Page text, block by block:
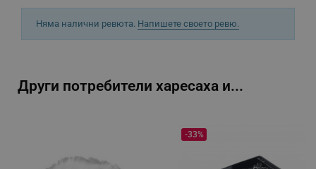
Няма налични ревюта. Напишете своето ревю.
Други потребители харесаха и...
-33%
segmentifyExtension